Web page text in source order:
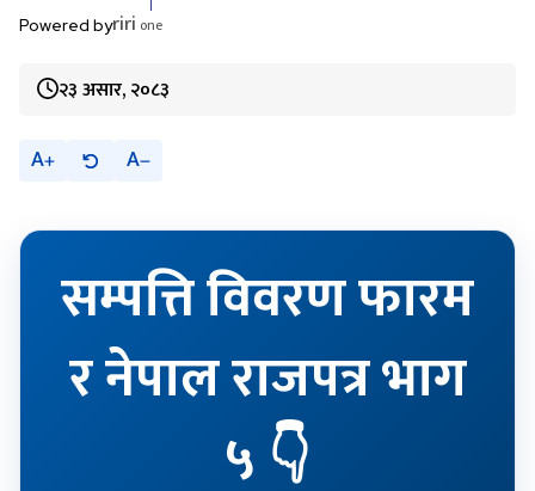
Powered byriri one
२३ असार, २०८३
A A
सम्पत्ति विवरण फारम
र नेपाल राजपत्र भाग
५ 👇